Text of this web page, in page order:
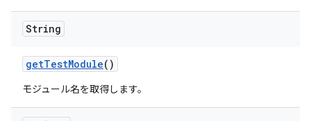
String
getTestModule()
モジュール名を取得します。